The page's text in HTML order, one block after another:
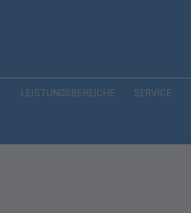
LEISTUNGSBEREICHE SERVICE